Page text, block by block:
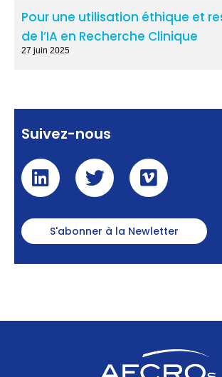
Pour une utilisation éthique et
de l’IA en Recherche Clinique
27 juin 2025
Suivez-nous
S'abonner à la Newletter